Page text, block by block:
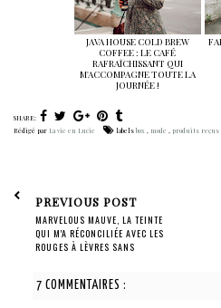
JAVA HOUSE COLD BREW
COFFEE : LE CAFÉ
RAFRAÎCHISSANT QUI
M'ACCOMPAGNE TOUTE LA
JOURNÉE !
SHARE:
Rédigé par La vie en Lucie labels box mode produits reçus
PREVIOUS POST
MARVELOUS MAUVE, LA TEINTE
QUI M'A RÉCONCILIÉE AVEC LES
ROUGES À LÈVRES SANS
7 COMMENTAIRES :